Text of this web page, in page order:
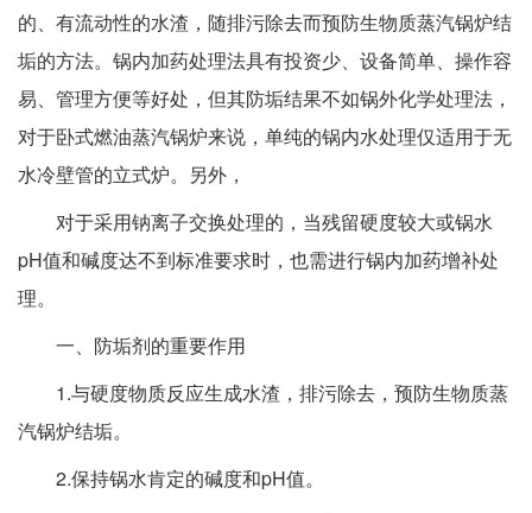
的、有流动性的水渣，随排污除去而预防生物质蒸汽锅炉结
垢的方法。锅内加药处理法具有投资少、设备简单、操作容
易、管理方便等好处，但其防垢结果不如锅外化学处理法，
对于卧式燃油蒸汽锅炉来说，单纯的锅内水处理仅适用于无
水冷壁管的立式炉。另外，
对于采用钠离子交换处理的，当残留硬度较大或锅水
pH值和碱度达不到标准要求时，也需进行锅内加药增补处
理。
一、防垢剂的重要作用
1.与硬度物质反应生成水渣，排污除去，预防生物质蒸
汽锅炉结垢。
2.保持锅水肯定的碱度和pH值。